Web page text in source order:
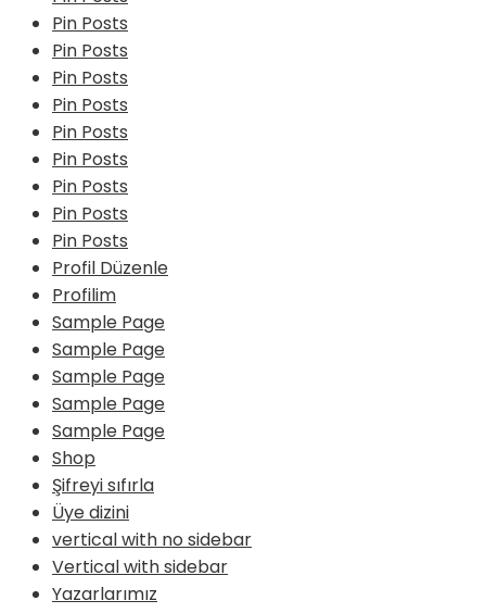
Pin Posts
Pin Posts
Pin Posts
Pin Posts
Pin Posts
Pin Posts
Pin Posts
Pin Posts
Pin Posts
Profil Düzenle
Profilim
Sample Page
Sample Page
Sample Page
Sample Page
Sample Page
Shop
Şifreyi sıfırla
Üye dizini
vertical with no sidebar
Vertical with sidebar
Yazarlarımız